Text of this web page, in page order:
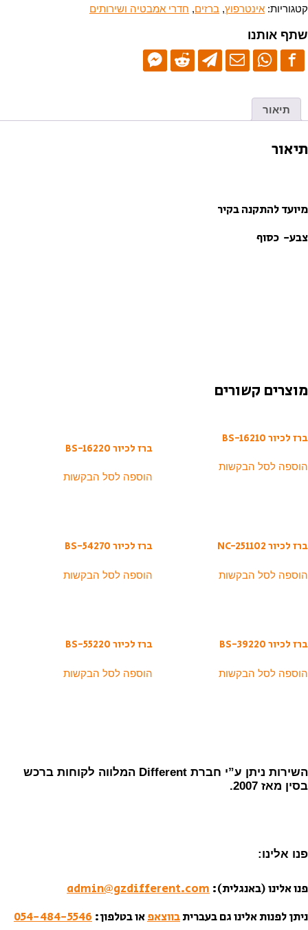
2
דרך
BS-
233700
קטגוריות: אינטרפוץ, ברזים, חדרי אמבטיה ושירותים
שתף אותנו
תיאור
תיאור
מיועד להתקנה בקיר
צבע- כסוף
מוצרים קשורים
ברז לכיור BS-16210
הוספה לסל הבקשות
ברז לכיור BS-16220
הוספה לסל הבקשות
ברז לכיור NC-251102
הוספה לסל הבקשות
ברז לכיור BS-54270
הוספה לסל הבקשות
ברז לכיור BS-39220
הוספה לסל הבקשות
ברז לכיור BS-55220
הוספה לסל הבקשות
השירות ניתן ע”י חברת Different המלווה לקוחות ברכש
בסין מאז 2007.
פנו אלינו:
פנו אלינו (באנגלית): admin@gzdifferent.com
ניתן לפנות אלינו גם בעבריתבווצאפאו בטלפון: 054-484-5546